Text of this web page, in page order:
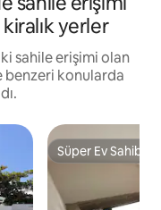
yerler
sahile erişimi olan
benzeri konularda
Süper Ev Sahibi
Süper Ev Sahibi